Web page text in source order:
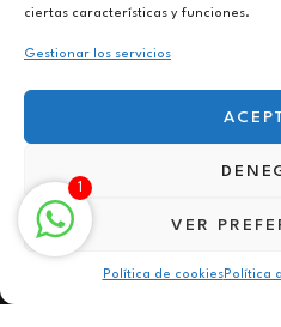
ciertas características y funciones.
Gestionar los servicios
VER
Política de cookiesPolítica
Política de cookies
Terapia para la
1